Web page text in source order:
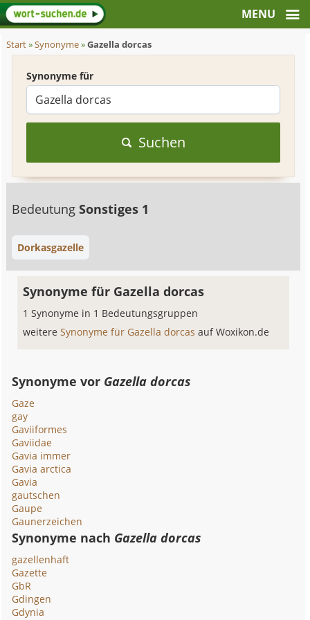
Start»Synonyme»Gazella dorcas
Synonyme für
Suchen
BedeutungSonstiges 1
Dorkasgazelle
Synonyme für Gazella dorcas
1 Synonyme in 1 Bedeutungsgruppen
weitereSynonyme für Gazella dorcasauf Woxikon.de
Synonyme vor Gazella dorcas
Gaze
gay
Gaviiformes
Gaviidae
Gavia immer
Gavia arctica
Gavia
gautschen
Gaupe
Gaunerzeichen
Synonyme nach Gazella dorcas
gazellenhaft
Gazette
GbR
Gdingen
Gdynia